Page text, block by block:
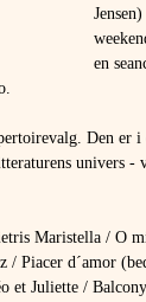
en
Den er i
univers
Maristella / O
Piacer d´amor
et Juliette /